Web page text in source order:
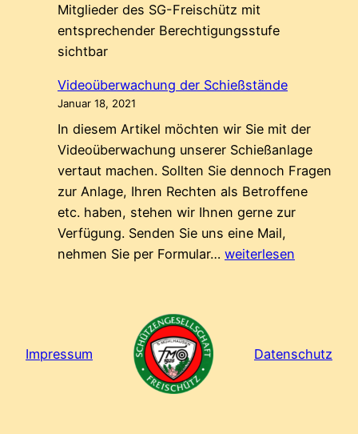
Mitglieder des SG-Freischütz mit
entsprechender Berechtigungsstufe
sichtbar
Videoüberwachung der Schießstände
Januar 18, 2021
In diesem Artikel möchten wir Sie mit der
Videoüberwachung unserer Schießanlage
vertaut machen. Sollten Sie dennoch Fragen
zur Anlage, Ihren Rechten als Betroffene
etc. haben, stehen wir Ihnen gerne zur
Verfügung. Senden Sie uns eine Mail,
nehmen Sie per Formular… Videoüberwachung
weiterlesen
Impressum Datenschutz